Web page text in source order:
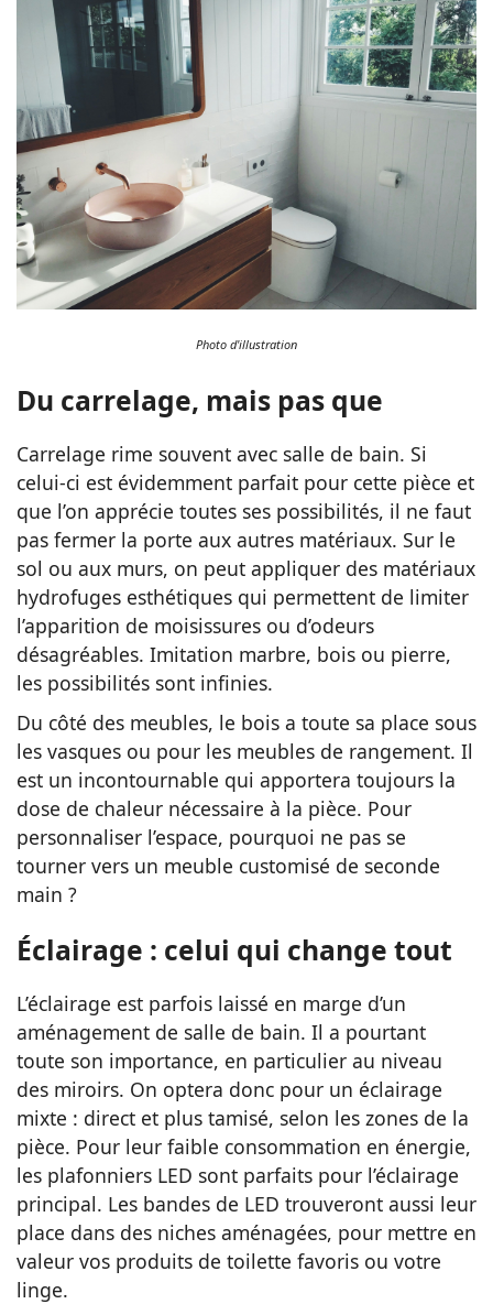
Photo d'illustration
Du carrelage, mais pas que
Carrelage rime souvent avec salle de bain. Si
celui-ci est évidemment parfait pour cette pièce et
que l’on apprécie toutes ses possibilités, il ne faut
pas fermer la porte aux autres matériaux. Sur le
sol ou aux murs, on peut appliquer des matériaux
hydrofuges esthétiques qui permettent de limiter
l’apparition de moisissures ou d’odeurs
désagréables. Imitation marbre, bois ou pierre,
les possibilités sont infinies.
Du côté des meubles, le bois a toute sa place sous
les vasques ou pour les meubles de rangement. Il
est un incontournable qui apportera toujours la
dose de chaleur nécessaire à la pièce. Pour
personnaliser l’espace, pourquoi ne pas se
tourner vers un meuble customisé de seconde
main ?
Éclairage : celui qui change tout
L’éclairage est parfois laissé en marge d’un
aménagement de salle de bain. Il a pourtant
toute son importance, en particulier au niveau
des miroirs. On optera donc pour un éclairage
mixte : direct et plus tamisé, selon les zones de la
pièce. Pour leur faible consommation en énergie,
les plafonniers LED sont parfaits pour l’éclairage
principal. Les bandes de LED trouveront aussi leur
place dans des niches aménagées, pour mettre en
valeur vos produits de toilette favoris ou votre
linge.